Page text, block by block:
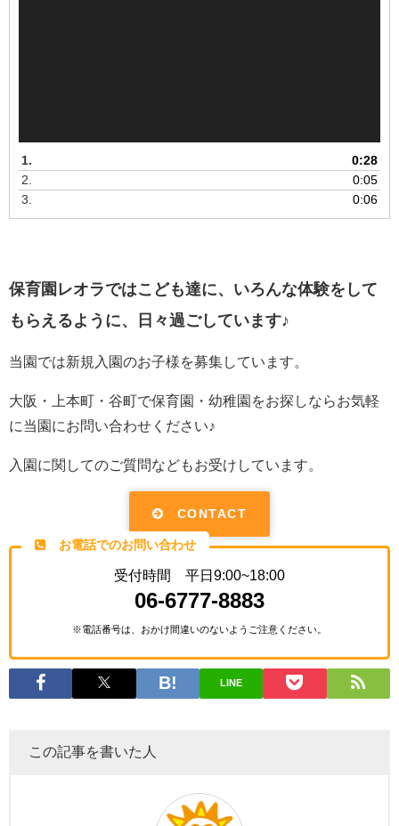
1.
0:28
2.
0:05
3.
0:06
保育園レオラではこども達に、いろんな体験をして
もらえるように、日々過ごしています♪
当園では新規入園のお子様を募集しています。
大阪・上本町・谷町で保育園・幼稚園をお探しならお気軽
に当園にお問い合わせください♪
入園に関してのご質問などもお受けしています。
CONTACT
お電話でのお問い合わせ
受付時間 平日9:00~18:00
06-6777-8883
※電話番号は、おかけ間違いのないようご注意ください。
LINE
この記事を書いた人